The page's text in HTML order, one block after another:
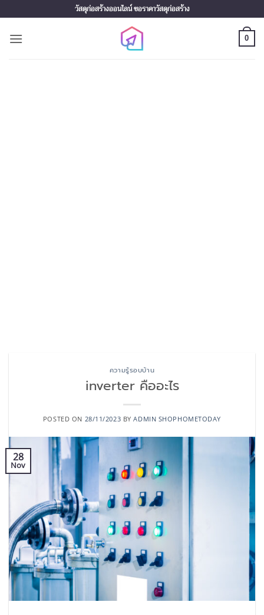
to
content
วัสดุก่อสร้างออนไลน์ ขอราคาวัสดุก่อสร้าง
0
ความรู้รอบบ้าน
inverter คืออะไร
POSTED ON 28/11/2023 BYADMIN SHOPHOMETODAY
28
Nov